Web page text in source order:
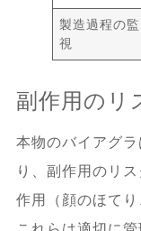
製造過程の監
視
副作用のリ
本物のバイアグ
り、副作用のリ
作用（顔のほてり